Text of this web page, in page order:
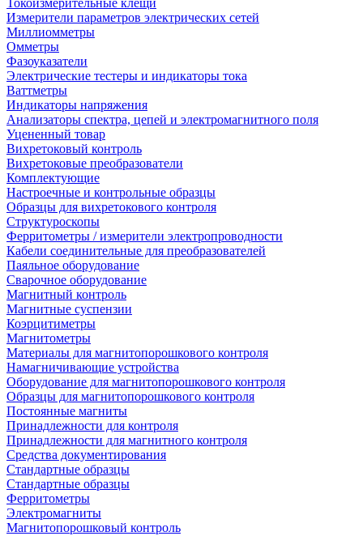
Токоизмерительные клещи
Измерители параметров электрических сетей
Миллиомметры
Омметры
Фазоуказатели
Электрические тестеры и индикаторы тока
Ваттметры
Индикаторы напряжения
Анализаторы спектра, цепей и электромагнитного поля
Уцененный товар
Вихретоковый контроль
Вихретоковые преобразователи
Комплектующие
Настроечные и контрольные образцы
Образцы для вихретокового контроля
Структуроскопы
Ферритометры / измерители электропроводности
Кабели соединительные для преобразователей
Паяльное оборудование
Сварочное оборудование
Магнитный контроль
Магнитные суспензии
Коэрцитиметры
Магнитометры
Материалы для магнитопорошкового контроля
Намагничивающие устройства
Оборудование для магнитопорошкового контроля
Образцы для магнитопорошкового контроля
Постоянные магниты
Принадлежности для контроля
Принадлежности для магнитного контроля
Средства документирования
Стандартные образцы
Стандартные образцы
Ферритометры
Электромагниты
Магнитопорошковый контроль